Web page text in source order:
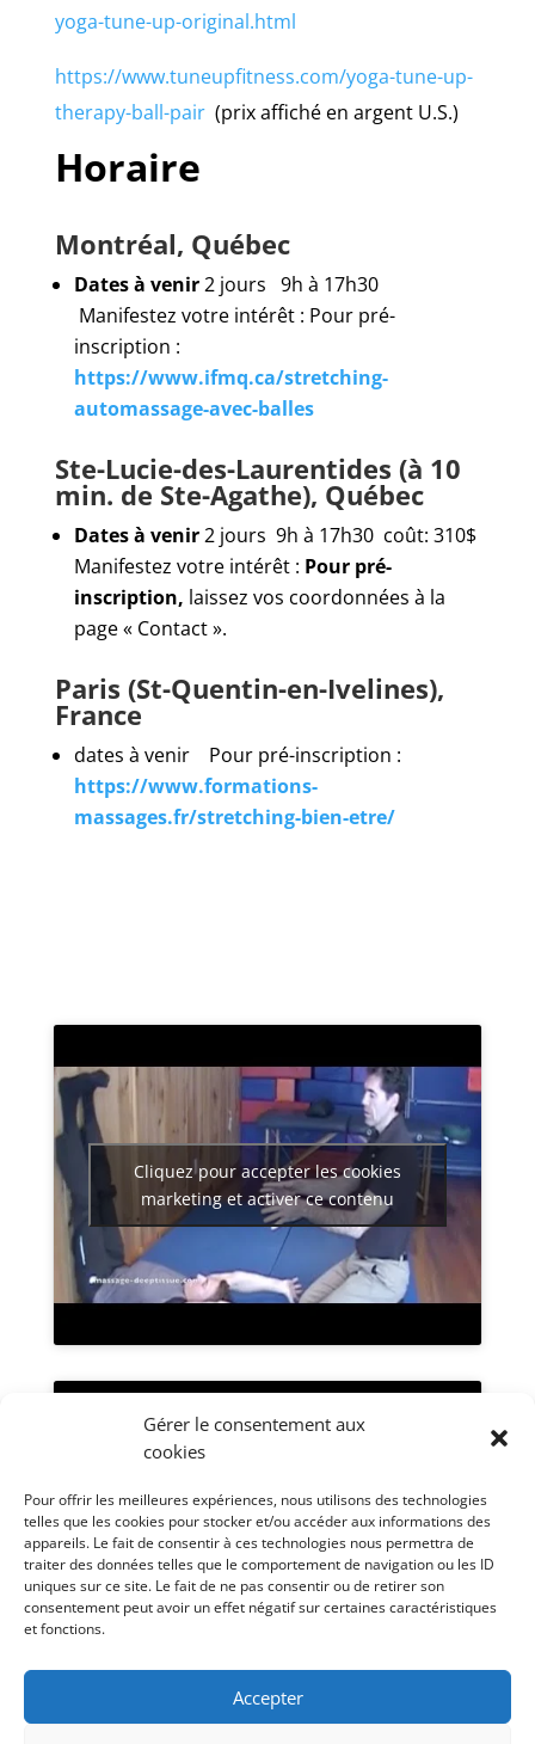
Gérer le consentement aux
cookies
Pour offrir les meilleures expériences, nous utilisons des technologies
telles que les cookies pour stocker et/ou accéder aux informations des
appareils. Le fait de consentir à ces technologies nous permettra de
traiter des données telles que le comportement de navigation ou les ID
uniques sur ce site. Le fait de ne pas consentir ou de retirer son
consentement peut avoir un effet négatif sur certaines caractéristiques
et fonctions.
Accepter
yoga-tune-up-original.html
https://www.tuneupfitness.com/yoga-tune-up-
therapy-ball-pair(prix affiché en argent U.S.)
Horaire
Montréal, Québec
Dates à venir2 jours 9h à 17h30
Manifestez votre intérêt : Pour pré-
inscription :
https://www.ifmq.ca/stretching-
automassage-avec-balles
Ste-Lucie-des-Laurentides (à 10
min. de Ste-Agathe), Québec
Dates à venir2 jours 9h à 17h30 coût: 310$
Manifestez votre intérêt : Pour pré-
inscription, laissez vos coordonnées à la
page « Contact ».
Paris (St-Quentin-en-Ivelines),
France
dates à venir Pour pré-inscription :
https://www.formations-
massages.fr/stretching-bien-etre/
Cliquez pour accepter les cookies
marketing et activer ce contenu
Cliquez pour accepter les cookies
marketing et activer ce contenu